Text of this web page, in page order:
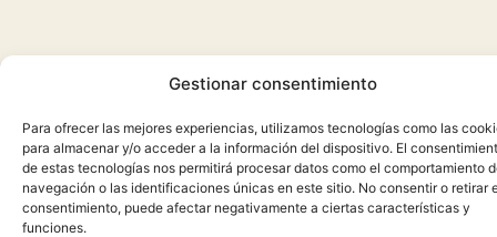
Gestionar consentimiento
Para ofrecer las mejores experiencias, utilizamos tecnologías como las
para almacenar y/o acceder a la información del dispositivo. El
de estas tecnologías nos permitirá procesar datos como el comportamiento
navegación o las identificaciones únicas en este sitio. No consentir o retirar
consentimiento, puede afectar negativamente a ciertas características y
funciones.